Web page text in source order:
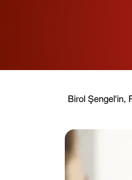
Birol Şengel'in,